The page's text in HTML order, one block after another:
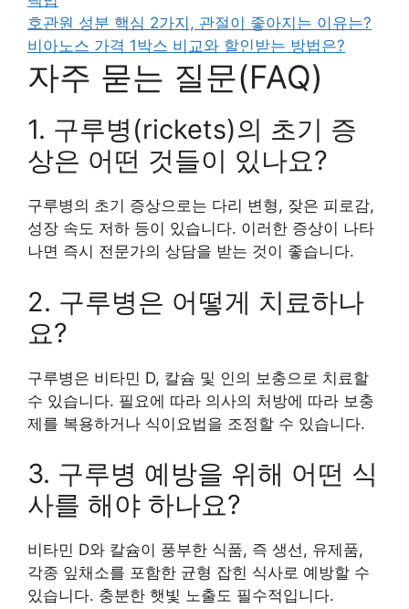
호관원 성분 핵심 2가지, 관절이 좋아지는 이유는?
비아노스 가격 1박스 비교와 할인받는 방법은?
자주 묻는 질문(FAQ)
1. 구루병(rickets)의 초기 증
상은 어떤 것들이 있나요?
구루병의 초기 증상으로는 다리 변형, 잦은 피로감,
성장 속도 저하 등이 있습니다. 이러한 증상이 나타
나면 즉시 전문가의 상담을 받는 것이 좋습니다.
2. 구루병은 어떻게 치료하나
요?
구루병은 비타민 D, 칼슘 및 인의 보충으로 치료할
수 있습니다. 필요에 따라 의사의 처방에 따라 보충
제를 복용하거나 식이요법을 조정할 수 있습니다.
3. 구루병 예방을 위해 어떤 식
사를 해야 하나요?
비타민 D와 칼슘이 풍부한 식품, 즉 생선, 유제품,
각종 잎채소를 포함한 균형 잡힌 식사로 예방할 수
있습니다. 충분한 햇빛 노출도 필수적입니다.